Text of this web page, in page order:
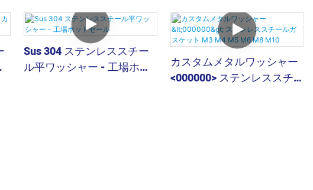
Sus 304 ステンレススチー
ル平ワッシャー - 工場ホッ
カスタムメタルワッシャー
<000000> ステンレススチー